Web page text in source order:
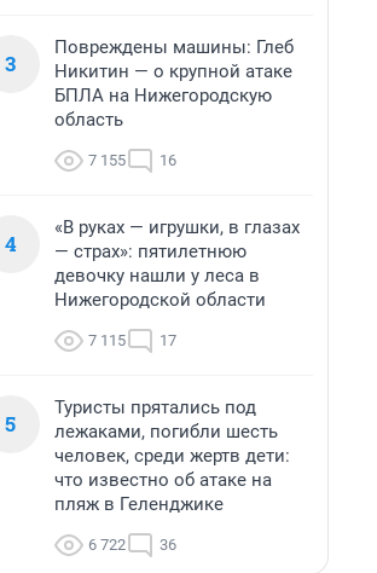
3
Повреждены машины: Глеб
Никитин — о крупной атаке
БПЛА на Нижегородскую
область
7 155 16
4
«В руках — игрушки, в глазах
— страх»: пятилетнюю
девочку нашли у леса в
Нижегородской области
7 115 17
5
Туристы прятались под
лежаками, погибли шесть
человек, среди жертв дети:
что известно об атаке на
пляж в Геленджике
6 722 36